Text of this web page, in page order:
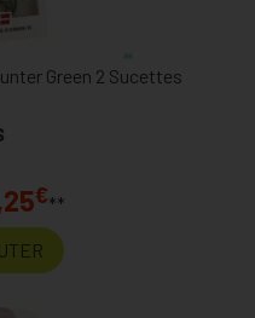
Green 2 Sucettes
€**